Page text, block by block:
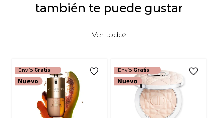
también te puede gustar
Ver todo
Envío Gratis Envío Gratis